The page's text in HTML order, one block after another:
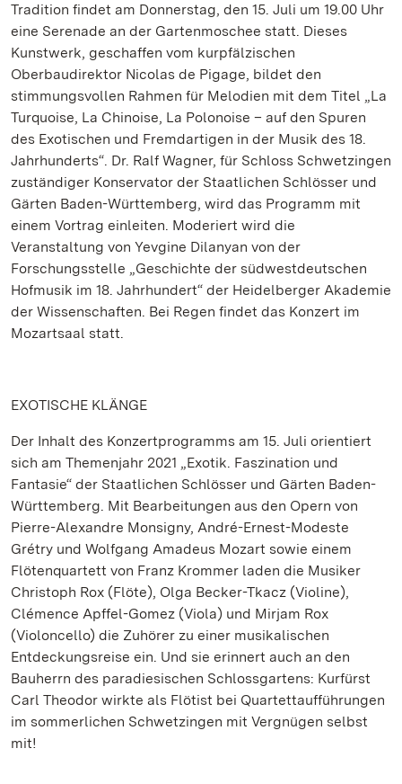
Tradition findet am Donnerstag, den 15. Juli um 19.00 Uhr
eine Serenade an der Gartenmoschee statt. Dieses
Kunstwerk, geschaffen vom kurpfälzischen
Oberbaudirektor Nicolas de Pigage, bildet den
stimmungsvollen Rahmen für Melodien mit dem Titel „La
Turquoise, La Chinoise, La Polonoise – auf den Spuren
des Exotischen und Fremdartigen in der Musik des 18.
Jahrhunderts“. Dr. Ralf Wagner, für Schloss Schwetzingen
zuständiger Konservator der Staatlichen Schlösser und
Gärten Baden-Württemberg, wird das Programm mit
einem Vortrag einleiten. Moderiert wird die
Veranstaltung von Yevgine Dilanyan von der
Forschungsstelle „Geschichte der südwestdeutschen
Hofmusik im 18. Jahrhundert“ der Heidelberger Akademie
der Wissenschaften. Bei Regen findet das Konzert im
Mozartsaal statt.
EXOTISCHE KLÄNGE
Der Inhalt des Konzertprogramms am 15. Juli orientiert
sich am Themenjahr 2021 „Exotik. Faszination und
Fantasie“ der Staatlichen Schlösser und Gärten Baden-
Württemberg. Mit Bearbeitungen aus den Opern von
Pierre-Alexandre Monsigny, André-Ernest-Modeste
Grétry und Wolfgang Amadeus Mozart sowie einem
Flötenquartett von Franz Krommer laden die Musiker
Christoph Rox (Flöte), Olga Becker-Tkacz (Violine),
Clémence Apffel-Gomez (Viola) und Mirjam Rox
(Violoncello) die Zuhörer zu einer musikalischen
Entdeckungsreise ein. Und sie erinnert auch an den
Bauherrn des paradiesischen Schlossgartens: Kurfürst
Carl Theodor wirkte als Flötist bei Quartettaufführungen
im sommerlichen Schwetzingen mit Vergnügen selbst
mit!